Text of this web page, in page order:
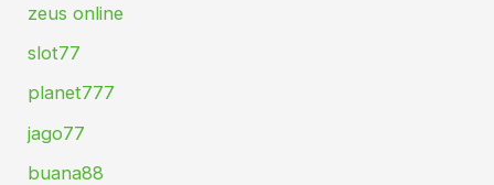
zeus online
slot77
planet777
jago77
buana88